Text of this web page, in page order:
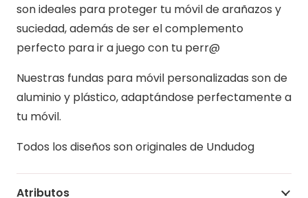
son ideales para proteger tu móvil de arañazos y
suciedad, además de ser el complemento
perfecto para ir a juego con tu perr@
Nuestras fundas para móvil personalizadas son de
aluminio y plástico, adaptándose perfectamente a
tu móvil.
Todos los diseños son originales de Undudog
Atributos